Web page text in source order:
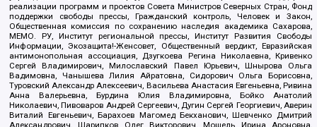
реализации программ и проектов Совета Министров Северных Стран, Фонд
поддержки свободы прессы, Гражданский контроль, Человек и Закон,
Общественная комиссия по сохранению наследия академика Сахарова,
МЕМО. РУ, Институт региональной прессы, Институт Развития Свободы
Информации, Экозащита!-Женсовет, Общественный вердикт, Евразийская
антимонопольная ассоциация, Дзугкоева Регина Николаевна, Кривенко
Сергей Владимирович, Милославский Павел Юрьевич, Шнырова Ольга
Вадимовна, Чанышева Лилия Айратовна, Сидорович Ольга Борисовна,
Туровский Александр Алексеевич, Васильева Анастасия Евгеньевна, Ривина
Анна Валерьевна, Бурдина Юлия Владимировна, Бойко Анатолий
Николаевич, Пивоваров Андрей Сергеевич, Дугин Сергей Георгиевич, Аверин
Виталий Евгеньевич, Барахоев Магомед Бекханович, Шевченко Дмитрий
Александрович, Шарипков Олег Викторович, Мошель Ирина Ароновна,